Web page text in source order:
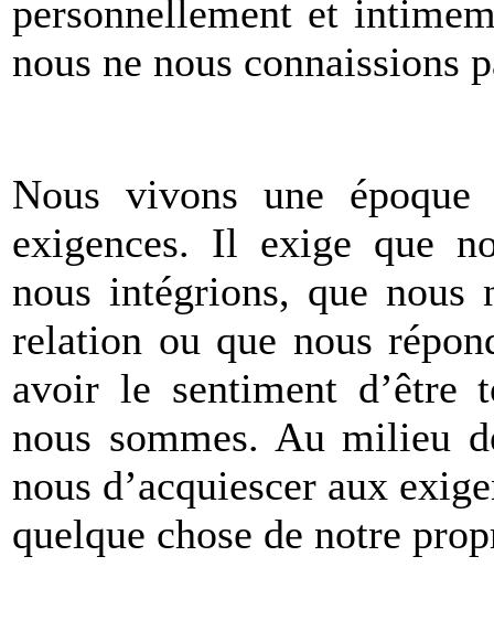
personnellement et
nous ne nous connaissions
Nous vivons une
exigences. Il exige que
nous intégrions, que nous
relation ou que nous
avoir le sentiment d’être
nous sommes. Au milieu
nous d’acquiescer aux
quelque chose de notre